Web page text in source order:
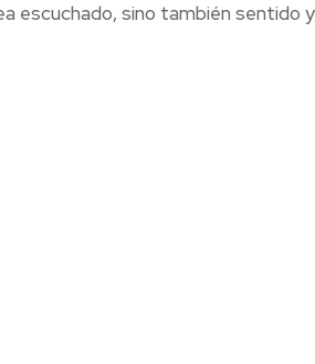
escuchado, sino también sentido